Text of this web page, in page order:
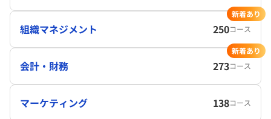
組織マネジメント 250コース
新着あり
会計・財務 273コース
新着あり
マーケティング 138コース